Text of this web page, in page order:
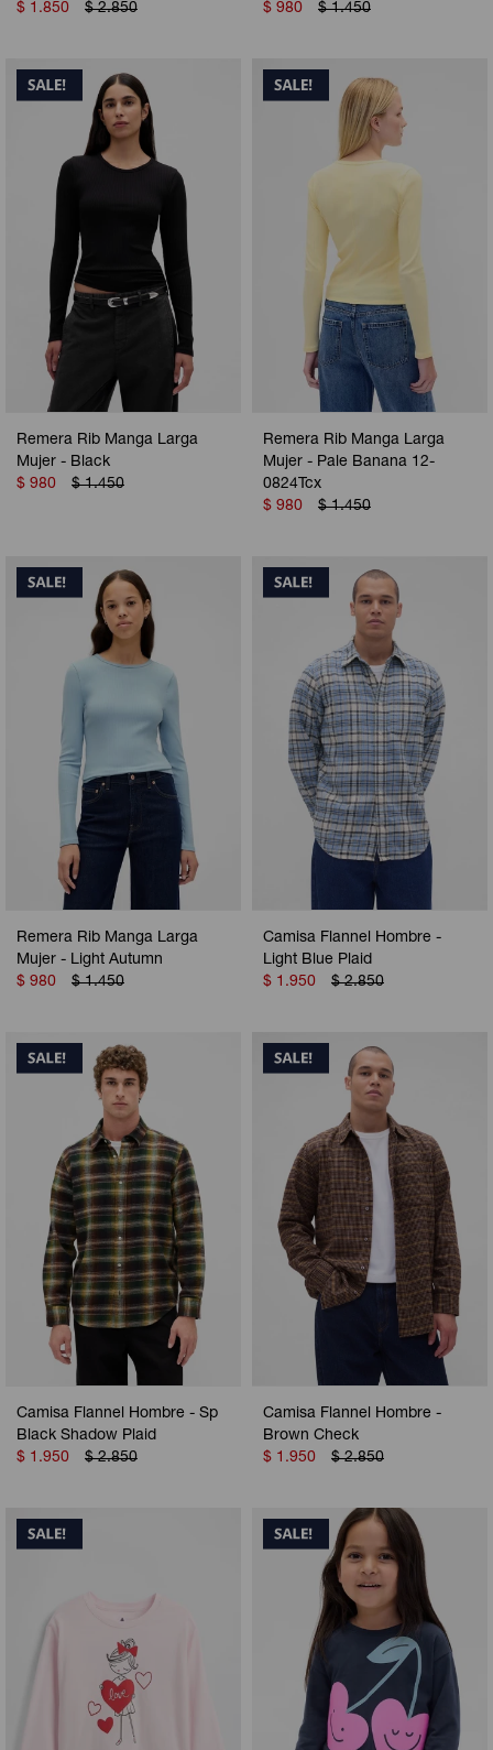
$ 1.850 $ 2.850
$ 980 $ 1.450
Remera Rib Manga Larga
Mujer - Black
$ 980 $ 1.450
Remera Rib Manga Larga
Mujer - Pale Banana 12-
0824Tcx
$ 980 $ 1.450
Remera Rib Manga Larga
Mujer - Light Autumn
$ 980 $ 1.450
Camisa Flannel Hombre -
Light Blue Plaid
$ 1.950 $ 2.850
Camisa Flannel Hombre - Sp
Black Shadow Plaid
$ 1.950 $ 2.850
Camisa Flannel Hombre -
Brown Check
$ 1.950 $ 2.850